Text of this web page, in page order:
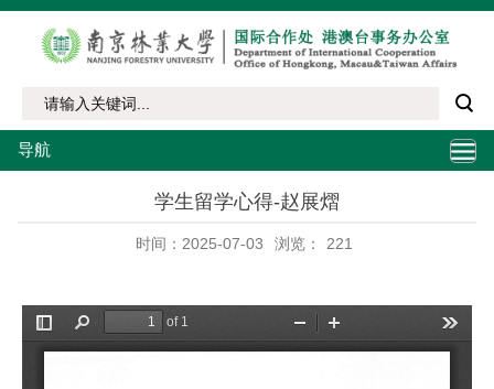
导航
学生留学心得-赵展熠
时间：2025-07-03 浏览： 221